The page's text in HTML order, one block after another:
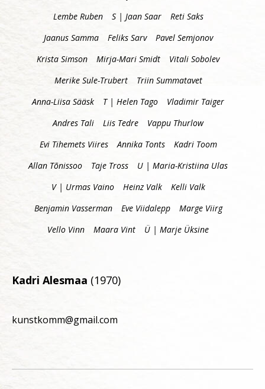
Lembe Ruben
S | Jaan Saar
Reti Saks
Jaanus Samma
Feliks Sarv
Pavel Semjonov
Krista Simson
Mirja-Mari Smidt
Vitali Sobolev
Merike Sule-Trubert
Triin Summatavet
Anna-Liisa Sääsk
T | Helen Tago
Vladimir Taiger
Andres Tali
Liis Tedre
Vappu Thurlow
Evi Tihemets Viires
Annika Tonts
Kadri Toom
Allan Tõnissoo
Taje Tross
U | Maria-Kristiina Ulas
V | Urmas Vaino
Heinz Valk
Kelli Valk
Benjamin Vasserman
Eve Viidalepp
Marge Viirg
Vello Vinn
Maara Vint Ü | Marje Üksine
Kadri Alesmaa (1970)
kunstkomm@gmail.com